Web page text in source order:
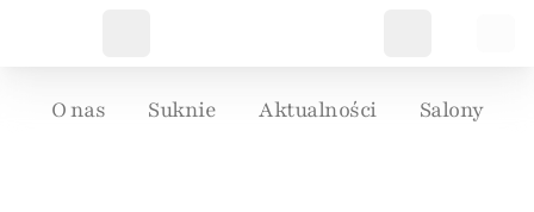
O nas Suknie Aktualności Salony